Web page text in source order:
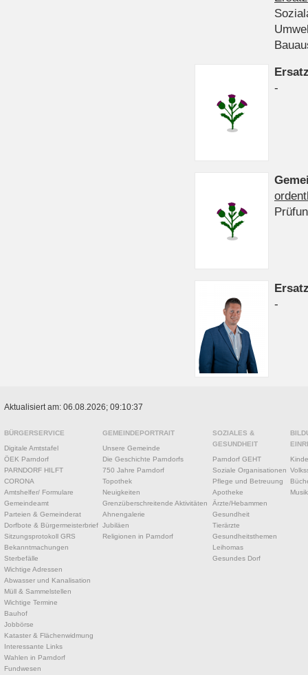
-
-
Aktualisiert am: 06.08.2026; 09:10:37
BÜRGERSERVICE
Digitale Amtstafel
ÖEK Parndorf
PARNDORF HILFT
CORONA
Amtshelfer/ Formulare
Gemeindeamt
Parteien & Gemeinderat
Dorfbote & Bürgermeisterbrief
Sitzungsprotokoll GRS
Bekanntmachungen
Sterbefälle
Wichtige Adressen
Abwasser und Kanalisation
Müll & Sammelstellen
Wichtige Termine
Bauhof
Jobbörse
Kataster & Flächenwidmung
Interessante Links
Wahlen in Parndorf
Fundwesen
GEMEINDEPORTRAIT
Unsere Gemeinde
Die Geschichte Parndorfs
750 Jahre Parndorf
Topothek
Neuigkeiten
Grenzüberschreitende Aktivitäten
Ahnengalerie
Jubiläen
Religionen in Parndorf
SOZIALES &
GESUNDHEIT
Parndorf GEHT
Soziale Organisationen
Pflege und Betreuung
Apotheke
Ärzte/Hebammen
Gesundheit
Tierärzte
Gesundheitsthemen
Leihomas
Gesundes Dorf